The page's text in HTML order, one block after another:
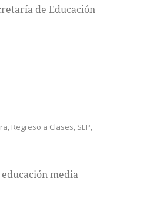
de Educación
Regreso a Clases SEP
media